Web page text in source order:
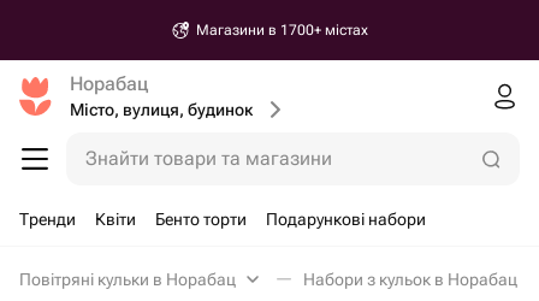
Доставка від 30 хвилин
Норабац
Місто, вулиця, будинок
Знайти товари та магазини
Тренди Квіти Бенто торти Подарункові набори
Повітряні кульки в Норабац Набори з кульок в Норабац